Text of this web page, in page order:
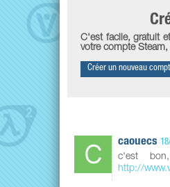
C'est facile, gratuit
votre compte
Créer un nouveau
caouecs
c'est
http://